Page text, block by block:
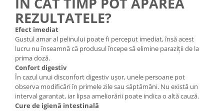
REZULTATELE?
Efect imediat
Gustul amar al pelinului poate fi perceput imediat, însă acest
lucru nu înseamnă că produsul începe să elimine paraziții de la
prima doză.
Confort digestiv
În cazul unui disconfort digestiv ușor, unele persoane pot
observa modificări în primele zile sau săptămâni. Nu există un
interval garantat, iar lipsa ameliorării poate indica o altă cauză.
Cure de igienă intestinală